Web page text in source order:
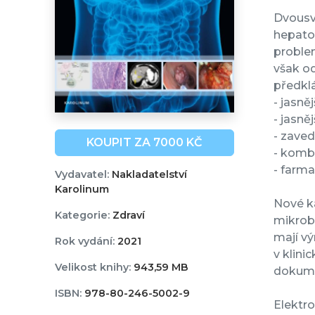
KOUPIT ZA 7000 KČ
Vydavatel:Nakladatelství
Karolinum
Kategorie:Zdraví
Rok vydání:2021
Velikost knihy:943,59 MB
ISBN:978-80-246-5002-9
však
-
-
-
-
-
Nové
mají
v